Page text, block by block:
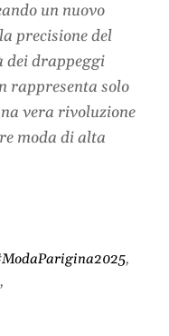
un nuovo
precisione del
dei drappeggi
rappresenta solo
vera rivoluzione
moda di alta
,
,